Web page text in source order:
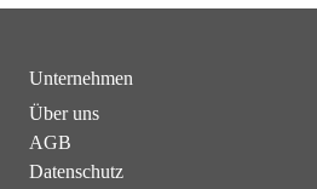
Unternehmen
Über uns
AGB
Datenschutz